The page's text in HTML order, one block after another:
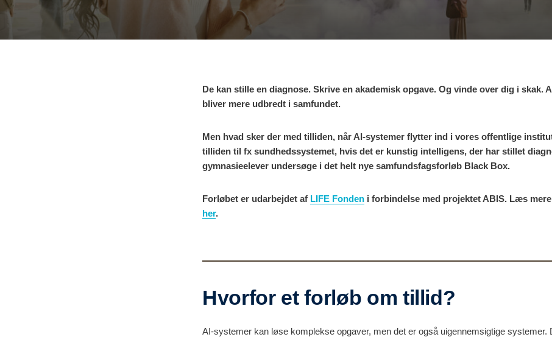
De kan stille en diagnose. Skrive en akademisk opgave. Og vinde over dig i skak.
bliver mere udbredt i samfundet.
Men hvad sker der med tilliden, når AI-systemer flytter ind i vores offentlige
tilliden til fx sundhedssystemet, hvis det er kunstig intelligens, der har stillet
gymnasieelever undersøge i det helt nye samfundsfagsforløb Black Box.
Forløbet er udarbejdet af LIFE Fondeni forbindelse med projektet ABIS. Læs
her.
Hvorfor et forløb om tillid?
AI-systemer kan løse komplekse opgaver, men det er også uigennemsigtige systemer.